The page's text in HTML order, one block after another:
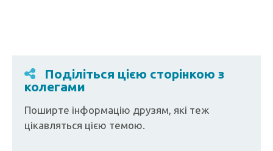
Поділіться цією сторінкою з
колегами
Поширте інформацію друзям, які теж
цікавляться цією темою.